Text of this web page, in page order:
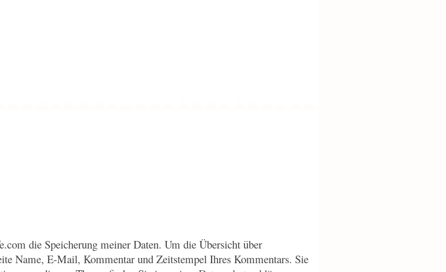
die Speicherung meiner Daten. Um die Übersicht über
Name, E-Mail, Kommentar und Zeitstempel Ihres Kommentars. Sie